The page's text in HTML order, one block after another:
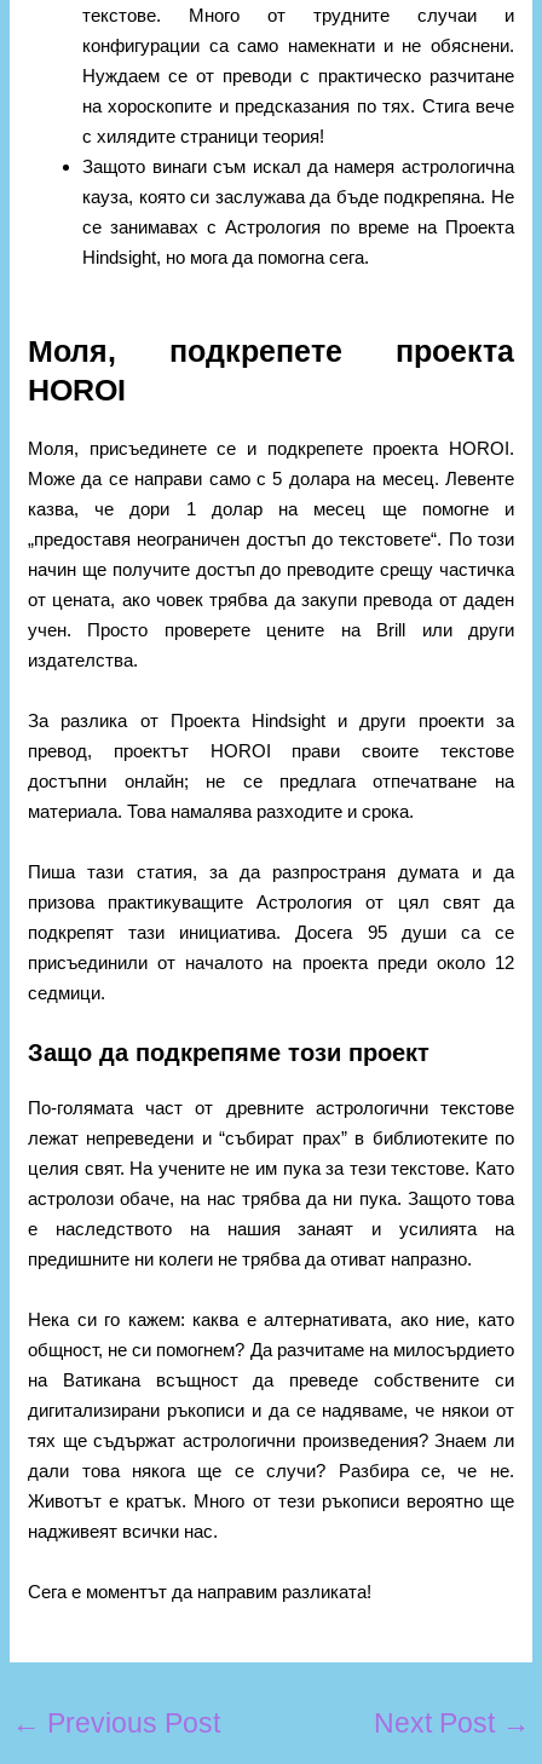
текстове. Много от трудните случаи и
конфигурации са само намекнати и не обяснени.
Нуждаем се от преводи с практическо разчитане
на хороскопите и предсказания по тях. Стига вече
с хилядите страници теория!
Защото винаги съм искал да намеря астрологична
кауза, която си заслужава да бъде подкрепяна. Не
се занимавах с Астрология по време на Проекта
Hindsight, но мога да помогна сега.
Моля, подкрепете проекта
HOROI
Моля, присъединете се и подкрепете проекта HOROI.
Може да се направи само с 5 долара на месец. Левенте
казва, че дори 1 долар на месец ще помогне и
„предоставя неограничен достъп до текстовете“. По този
начин ще получите достъп до преводите срещу частичка
от цената, ако човек трябва да закупи превода от даден
учен. Просто проверете цените на Brill или други
издателства.
За разлика от Проекта Hindsight и други проекти за
превод, проектът HOROI прави своите текстове
достъпни онлайн; не се предлага отпечатване на
материала. Това намалява разходите и срока.
Пиша тази статия, за да разпространя думата и да
призова практикуващите Астрология от цял ​​свят да
подкрепят тази инициатива. Досега 95 души са се
присъединили от началото на проекта преди около 12
седмици.
Защо да подкрепяме този проект
По-голямата част от древните астрологични текстове
лежат непреведени и “събират прах” в библиотеките по
целия свят. На учените не им пука за тези текстове. Като
астролози обаче, на нас трябва да ни пука. Защото това
е наследството на нашия занаят и усилията на
предишните ни колеги не трябва да отиват напразно.
Нека си го кажем: каква е алтернативата, ако ние, като
общност, не си помогнем? Да разчитаме на милосърдието
на Ватикана всъщност да преведе собствените си
дигитализирани ръкописи и да се надяваме, че някои от
тях ще съдържат астрологични произведения? Знаем ли
дали това някога ще се случи? Разбира се, че не.
Животът е кратък. Много от тези ръкописи вероятно ще
надживеят всички нас.
Сега е моментът да направим разликата!
← Previous Post Next Post →